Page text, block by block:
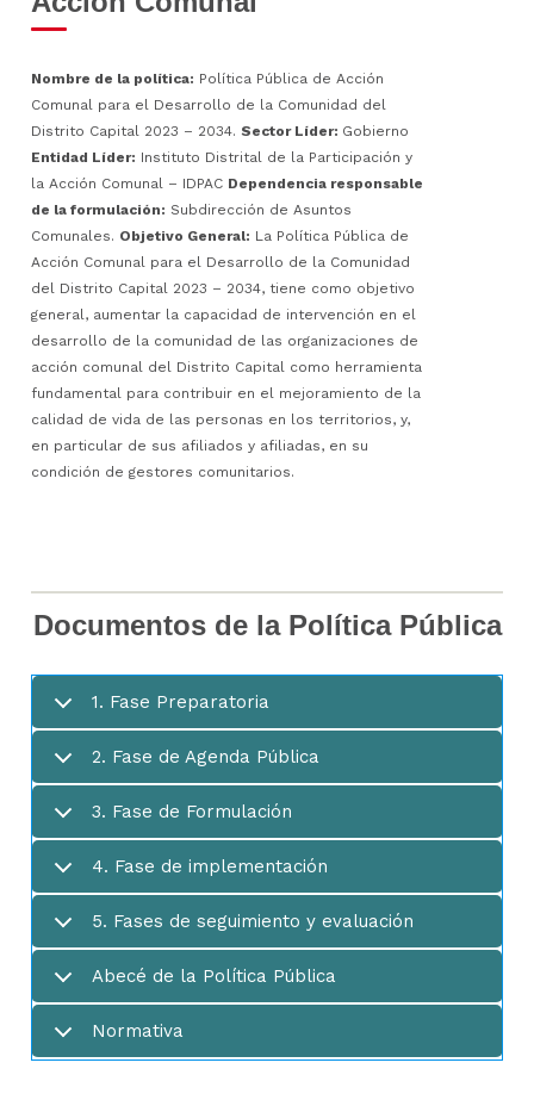
Nombre de la política: Política Pública de Acción
Comunal para el Desarrollo de la Comunidad del
Distrito Capital 2023 – 2034. Sector Líder: Gobierno
Entidad Líder: Instituto Distrital de la Participación y
la Acción Comunal – IDPAC Dependencia responsable
de la formulación: Subdirección de Asuntos
Comunales. Objetivo General: La Política Pública de
Acción Comunal para el Desarrollo de la Comunidad
del Distrito Capital 2023 – 2034, tiene como objetivo
general, aumentar la capacidad de intervención en el
desarrollo de la comunidad de las organizaciones de
acción comunal del Distrito Capital como herramienta
fundamental para contribuir en el mejoramiento de la
calidad de vida de las personas en los territorios, y,
en particular de sus afiliados y afiliadas, en su
condición de gestores comunitarios.
Documentos de la Política Pública
1. Fase Preparatoria
2. Fase de Agenda Pública
3. Fase de Formulación
4. Fase de implementación
5. Fases de seguimiento y evaluación
Abecé de la Política Pública
Normativa